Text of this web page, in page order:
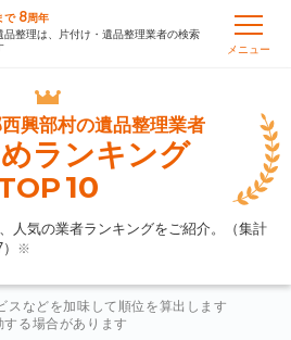
で 8周年
品整理は、片付け・遺品整理業者の検索
メニュー
興部村の遺品整理業者
ランキング
10
人気の業者ランキングをご紹介。（集計
） ※
などを加味して順位を算出します
る場合があります